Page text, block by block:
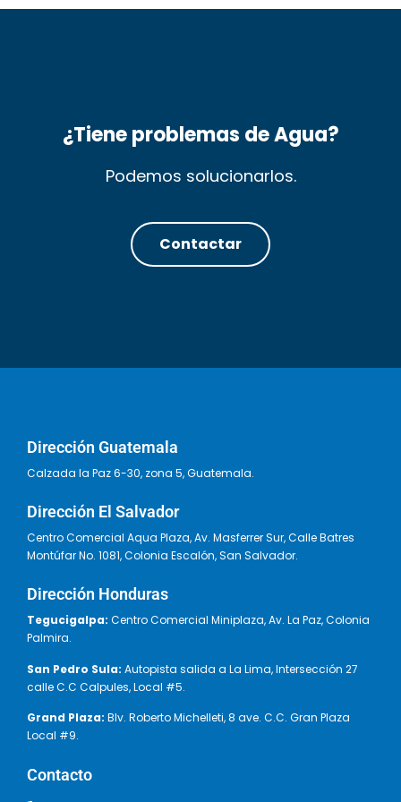
¿Tiene problemas de Agua?
Podemos solucionarlos.
Contactar
Dirección Guatemala
Calzada la Paz 6-30, zona 5, Guatemala.
Dirección El Salvador
Centro Comercial Aqua Plaza, Av. Masferrer Sur, Calle Batres
Montúfar No. 1081, Colonia Escalón, San Salvador.
Dirección Honduras
Tegucigalpa: Centro Comercial Miniplaza, Av. La Paz, Colonia
Palmira.
San Pedro Sula: Autopista salida a La Lima, Intersección 27
calle C.C Calpules, Local #5.
Grand Plaza: Blv. Roberto Michelleti, 8 ave. C.C. Gran Plaza
Local #9.
Contacto